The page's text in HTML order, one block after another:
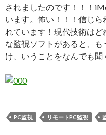
されましたのです！！！
います。怖い！！！信じ
れています！現代技術は
な監視ソフトがあると、
け、いうことをなんでも聞
PC監視 リモートPC監視